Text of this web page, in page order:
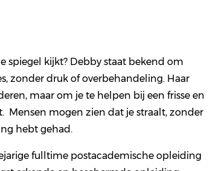
spiegel kijkt? Debby staat bekend om
zonder druk of overbehandeling. Haar
maar om je te helpen bij een frisse en
Mensen mogen zien dat je straalt, zonder
hebt gehad.
fulltime postacademische opleiding